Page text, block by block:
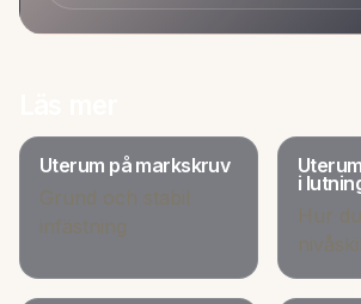
Uterum på markskruv
Grund och stabil
infästning
i
Hur